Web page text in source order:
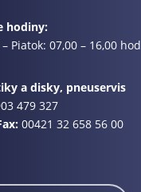
hodiny:
Piatok: 07,00 – 16,00 hod
a disky, pneuservis
479 327
00421 32 658 56 00